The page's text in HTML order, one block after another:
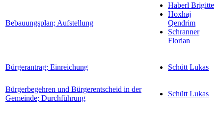
Bebauungsplan; Aufstellung
Haberl Brigitte
Hoxhaj
Qendrim
Schranner
Florian
Bürgerantrag; Einreichung Schütt Lukas
Bürgerbegehren und Bürgerentscheid in der
Gemeinde; Durchführung
Schütt Lukas